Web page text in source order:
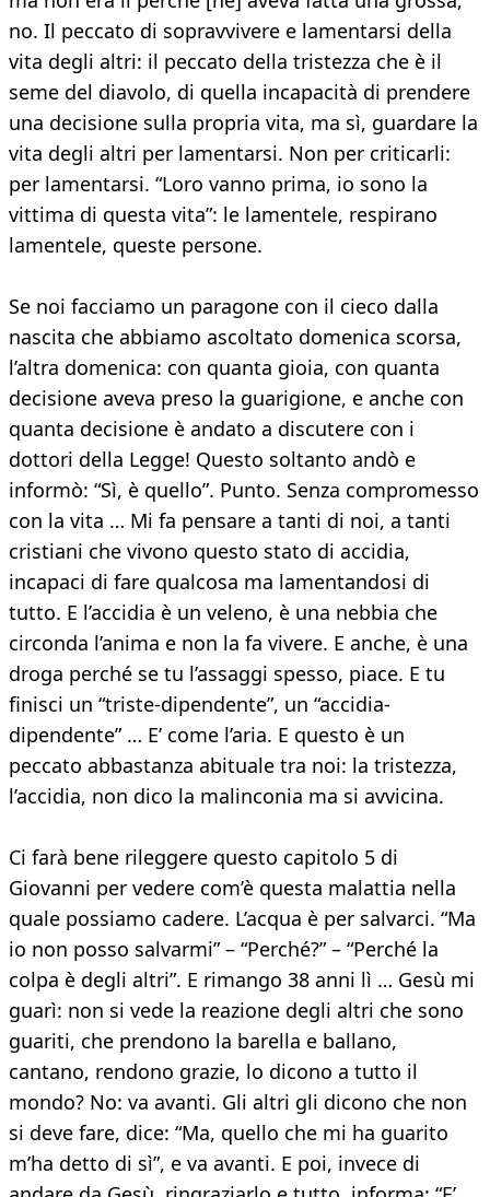
no. Il peccato di sopravvivere e lamentarsi della
vita degli altri: il peccato della tristezza che è il
seme del diavolo, di quella incapacità di prendere
una decisione sulla propria vita, ma sì, guardare la
vita degli altri per lamentarsi. Non per criticarli:
per lamentarsi. “Loro vanno prima, io sono la
vittima di questa vita”: le lamentele, respirano
lamentele, queste persone.
Se noi facciamo un paragone con il cieco dalla
nascita che abbiamo ascoltato domenica scorsa,
l’altra domenica: con quanta gioia, con quanta
decisione aveva preso la guarigione, e anche con
quanta decisione è andato a discutere con i
dottori della Legge! Questo soltanto andò e
informò: “Sì, è quello”. Punto. Senza compromesso
con la vita … Mi fa pensare a tanti di noi, a tanti
cristiani che vivono questo stato di accidia,
incapaci di fare qualcosa ma lamentandosi di
tutto. E l’accidia è un veleno, è una nebbia che
circonda l’anima e non la fa vivere. E anche, è una
droga perché se tu l’assaggi spesso, piace. E tu
finisci un “triste-dipendente”, un “accidia-
dipendente” … E’ come l’aria. E questo è un
peccato abbastanza abituale tra noi: la tristezza,
l’accidia, non dico la malinconia ma si avvicina.
Ci farà bene rileggere questo capitolo 5 di
Giovanni per vedere com’è questa malattia nella
quale possiamo cadere. L’acqua è per salvarci. “Ma
io non posso salvarmi” – “Perché?” – “Perché la
colpa è degli altri”. E rimango 38 anni lì … Gesù mi
guarì: non si vede la reazione degli altri che sono
guariti, che prendono la barella e ballano,
cantano, rendono grazie, lo dicono a tutto il
mondo? No: va avanti. Gli altri gli dicono che non
si deve fare, dice: “Ma, quello che mi ha guarito
m’ha detto di sì”, e va avanti. E poi, invece di